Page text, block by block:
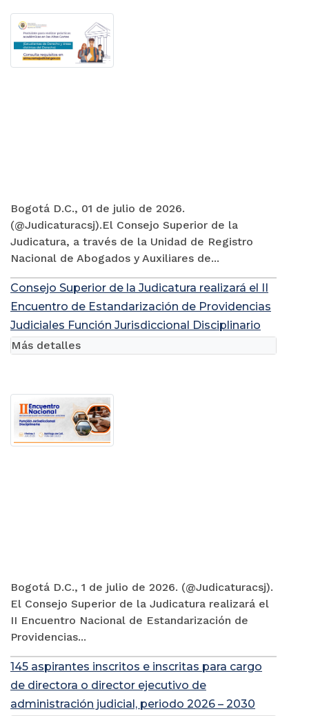
Bogotá D.C., 01 de julio de 2026.
(@Judicaturacsj).El Consejo Superior de la
Judicatura, a través de la Unidad de Registro
Nacional de Abogados y Auxiliares de...
Consejo Superior de la Judicatura realizará el II
Encuentro de Estandarización de Providencias
Judiciales Función Jurisdiccional Disciplinario
Bogotá D.C., 1 de julio de 2026. (@Judicaturacsj).
El Consejo Superior de la Judicatura realizará el
II Encuentro Nacional de Estandarización de
Providencias...
Más detalles
145 aspirantes inscritos e inscritas para cargo
de directora o director ejecutivo de
administración judicial, periodo 2026 – 2030